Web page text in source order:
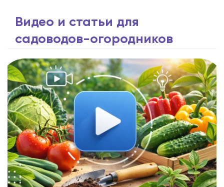
Видео и статьи для
садоводов-огородников